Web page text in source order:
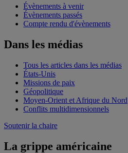
Évènements à venir
Évènements passés
Compte rendu d'évènements
Dans les médias
Tous les articles dans les médias
États-Unis
Missions de paix
Géopolitique
Moyen-Orient et Afrique du Nord
Conflits multidimensionnels
Soutenir la chaire
La grippe américaine